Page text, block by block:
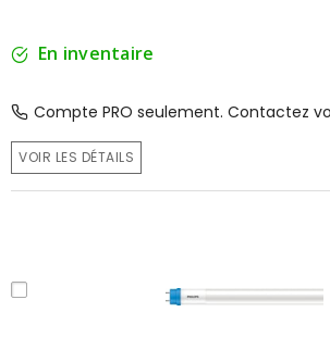
En inventaire
Compte PRO seulement. Contactez
VOIR LES DÉTAILS